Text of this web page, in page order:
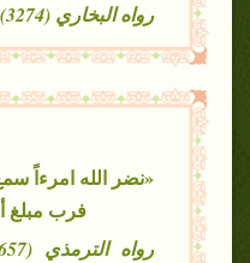
رواه البخاري (3274)
«نضر الله امرءاً
فرب مبلغ